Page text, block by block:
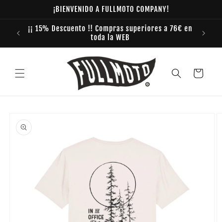
¡BIENVENIDO A FULLMOTO COMPANY!
¡¡ 15% Descuento !! Compras superiores a 76€ en
toda la WEB
Carrito
a la
información